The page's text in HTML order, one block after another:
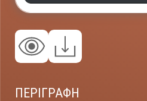
ΠΕΡΙΓΡΑΦΗ